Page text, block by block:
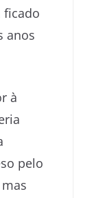
ficado
anos
à
pelo